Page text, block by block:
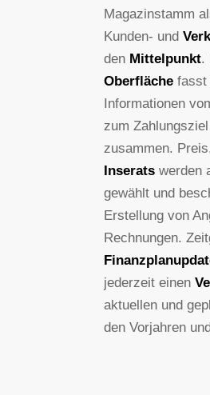
Magazinstamm
Kunden- und
den Mittelpunkt.
Oberflächefasst
Informationen
zum
zusammen.
Inseratswerden
gewählt und
Erstellung von
Rechnungen.
jederzeit einen
aktuellen und
den Vorjahren